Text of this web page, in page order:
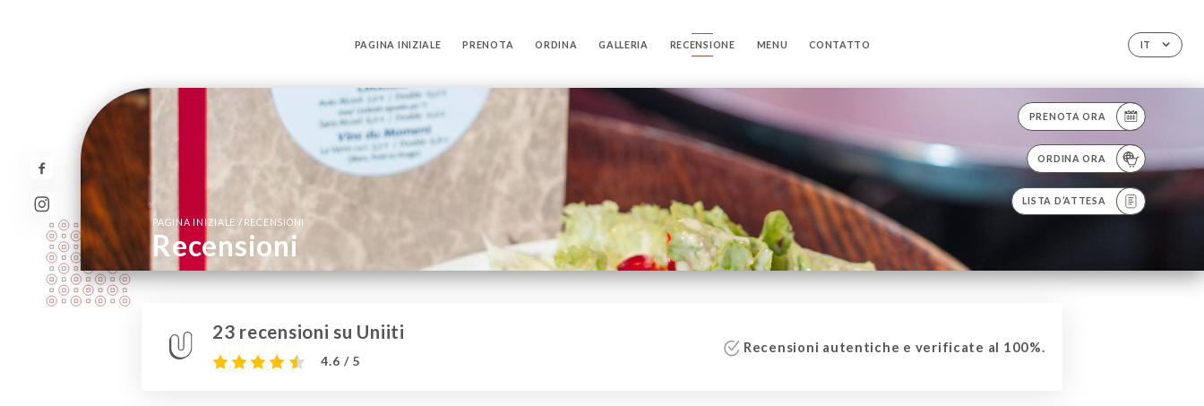
IT
PAGINA INIZIALE PRENOTA ORDINA GALLERIA RECENSIONE MENU CONTATTO
PRENOTA ORA
ORDINA ORA
LISTA D’ATTESA
PAGINA INIZIALE / RECENSIONI
Recensioni
23 recensioni su Uniiti
4.6 / 5
Recensioni autentiche e verificate al 100%.